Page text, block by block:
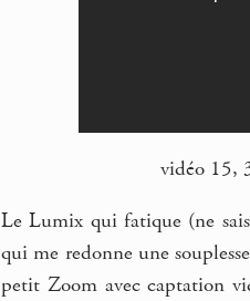
vidéo 15,
Le Lumix qui fatique (ne
qui me redonne une
petit Zoom avec captation